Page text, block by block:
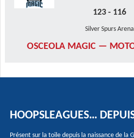
123 - 116
Silver Spurs Arena
OSCEOLA MAGIC —
HOOPSLEAGUES…
Présent sur la toile depuis la naissance de la